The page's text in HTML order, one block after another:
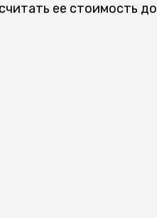
ее стоимость